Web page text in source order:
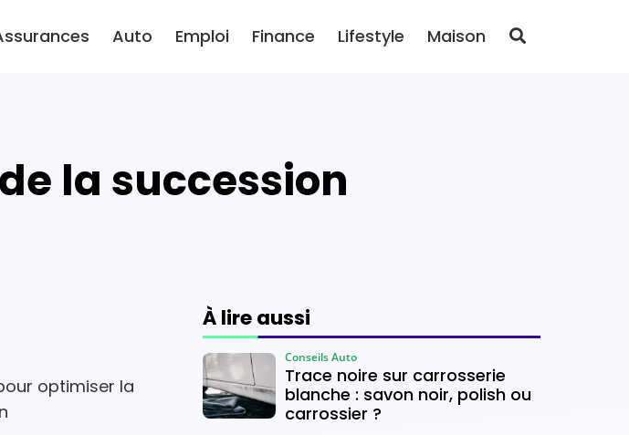
Auto Emploi Finance Lifestyle Maison
la succession
optimiser la
À lire aussi
Trace noire sur carrosserie
blanche : savon noir, polish ou
carrossier ?
Conseils Auto